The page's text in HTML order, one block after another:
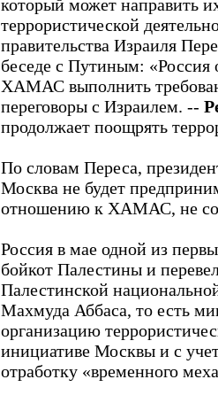
который может направить
террористической
правительства Израиля
беседе с Путиным: «Россия
ХАМАС выполнить
переговоры с Израилем. --
продолжает поощрять
По словам Переса,
Москва не будет
отношению к ХАМАС, не
Россия в мае одной из
бойкот Палестины и
Палестинской
Махмуда Аббаса, то есть
организацию
инициативе Москвы и с
отработку «временного